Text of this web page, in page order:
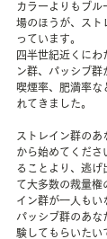
カラーよりもブ
場のほうが、スト
っています。
四半世紀近くにわ
ン群、パッシブ群
喫煙率、肥満率な
れてきました。
ストレイン群のあ
から始めてくださ
ることより、逃げ
て大多数の裁量権
イン群が一人もい
パッシブ群のあな
験してもらいたい